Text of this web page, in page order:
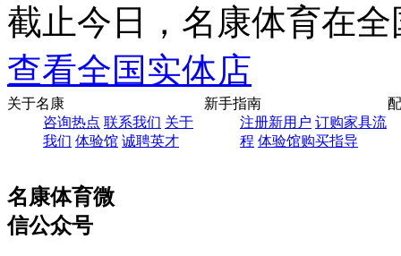
截止今日，名康体育在
查看全国实体店
关于名康
咨询热点 联系我们 关于
我们 体验馆 诚聘英才
新手指南
注册新用户 订购家具流
程 体验馆购买指导
名康体育微
信公众号